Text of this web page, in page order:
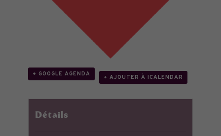
+ GOOGLE AGENDA
+ AJOUTER À ICALENDAR
Détails